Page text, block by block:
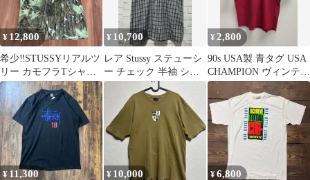
¥ 12,800
希少‼︎STUSSYリアルツ
リー カモフラTシャ
ツ OLD STUSSY USA
製
¥ 10,700
レア Stussy ステューシ
ー チェック 半袖 シャ
ツ オールド 90年代
¥2,800
90s USA製 青タグ USA
CHAMPION ヴィンテー
ジ M
¥11,300 ¥ 10,000 ¥6,800